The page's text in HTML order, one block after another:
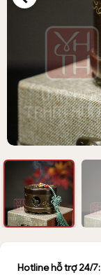
Hotline hỗ trợ 24/7: